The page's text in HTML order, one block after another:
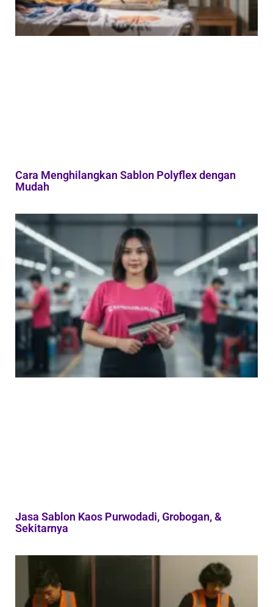
Cara Menghilangkan Sablon Polyflex dengan
Mudah
Jasa Sablon Kaos Purwodadi, Grobogan, &
Sekitarnya